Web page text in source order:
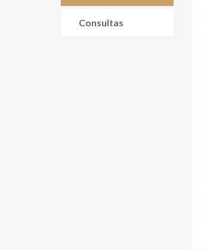
Consultas